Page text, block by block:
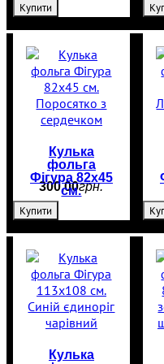
Купити
Кулька
фольга
Фігура 82х45
см.
Поросятко з
сердечком
300,00грн.
Купити
Кулька